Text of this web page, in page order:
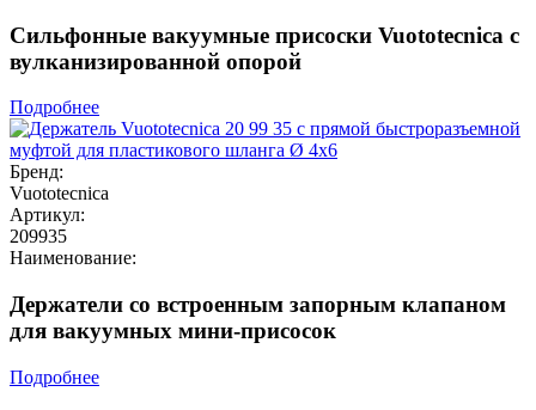
Сильфонные вакуумные присоски Vuototecnica с
вулканизированной опорой
Подробнее
Бренд:
Vuototecnica
Артикул:
209935
Наименование:
Держатели со встроенным запорным клапаном
для вакуумных мини-присосок
Подробнее